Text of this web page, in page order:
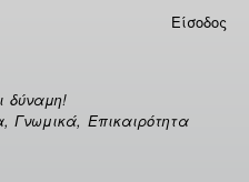
περιεχόμενο
Είσοδος
δύναμη!
Γνωμικά, Επικαιρότητα